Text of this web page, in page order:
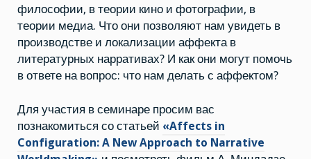
философии, в теории кино и фотографии, в
теории медиа. Что они позволяют нам увидеть в
производстве и локализации аффекта в
литературных нарративах? И как они могут помочь
в ответе на вопрос: что нам делать с аффектом?
Для участия в семинаре просим вас
познакомиться со статьей «Affects in
Configuration: A New Approach to Narrative